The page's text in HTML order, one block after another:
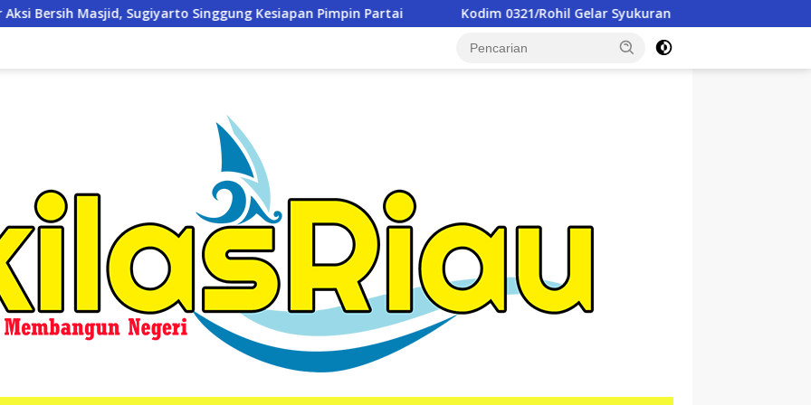
Singgung Kesiapan Pimpin Partai Kodim 0321/Rohil Gelar Syukuran Dan Doa Bersama Peringati HUT ke-1 Kodam